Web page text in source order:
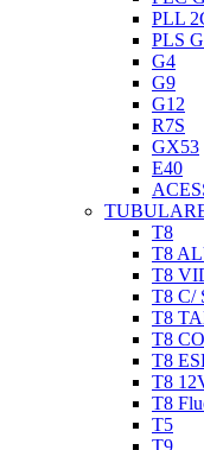
PLL
PLS
G4
G9
G12
R7S
GX53
E40
T8
T8
T8
T8 C/
T8
T8
T8
T8
T8
T5
T9